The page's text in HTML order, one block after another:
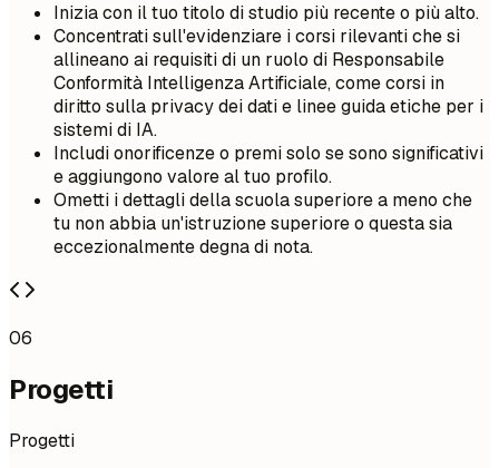
Inizia con il tuo titolo di studio più recente o più alto.
Concentrati sull'evidenziare i corsi rilevanti che si
allineano ai requisiti di un ruolo di Responsabile
Conformità Intelligenza Artificiale, come corsi in
diritto sulla privacy dei dati e linee guida etiche per i
sistemi di IA.
Includi onorificenze o premi solo se sono significativi
e aggiungono valore al tuo profilo.
Ometti i dettagli della scuola superiore a meno che
tu non abbia un'istruzione superiore o questa sia
eccezionalmente degna di nota.
06
Progetti
Progetti